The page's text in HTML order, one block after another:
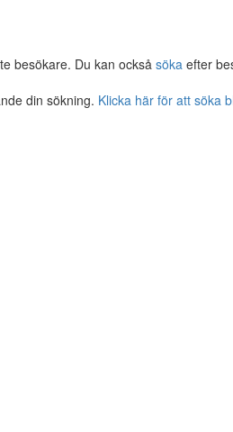
besökare. Du kan också söka efter
din sökning. Klicka här för att söka